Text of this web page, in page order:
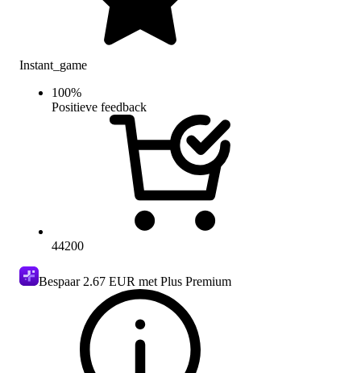
Instant_game
100%
Positieve feedback
44200
Bespaar 2.67 EUR met Plus Premium